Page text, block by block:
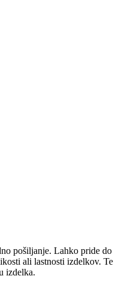
pošiljanje. Lahko pride do
ali lastnosti izdelkov. Te
izdelka.